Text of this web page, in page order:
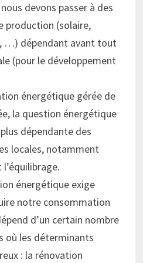
devons passer à des
production (solaire,
…) dépendant avant tout
(pour le développement
énergétique gérée de
la question énergétique
dépendante des
locales, notamment
énergétique exige
notre consommation
d’un certain nombre
où les déterminants
: la rénovation